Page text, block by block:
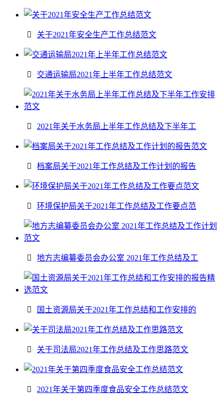
关于2021年安全生产工作总结范文
交通运输局2021年上半年工作总结范文
2021年关于水务局上半年工作总结及下半年工
档案局关于2021年工作总结及工作计划的报告
环境保护局关于2021年工作总结及工作要点范
地方志编纂委员会办公室 2021年工作总结及工
国土资源局关于2021年工作总结和工作安排的
关于司法局2021年工作总结及工作思路范文
2021年关于第四季度食品安全工作总结范文